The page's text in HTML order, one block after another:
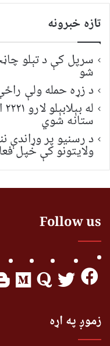
تازه خبرونه
شو
د زړه حمله ولې
ستانه شوي
د رسنیو پر وړاندې
ولایتونو کې خپل
Follow us
زموږ په اړه